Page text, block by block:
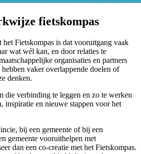
fietskompas
Fietskompas is dat vooruitgang vaak
wat wél kan, en door relaties te
organisaties en partners
vaker overlappende doelen of
denken.
die verbinding te leggen en zo te werken
inspiratie en nieuwe stappen voor het
bij een gemeente of bij een
gemeente vooruithelpen met
dan een co-creatie met het Fietskompas.